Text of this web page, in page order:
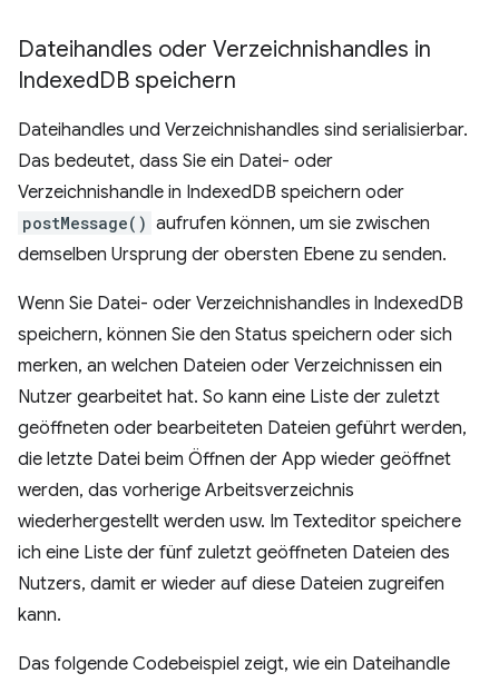
Dateihandles oder Verzeichnishandles in
IndexedDB speichern
Dateihandles und Verzeichnishandles sind serialisierbar.
Das bedeutet, dass Sie ein Datei- oder
Verzeichnishandle in IndexedDB speichern oder
postMessage() aufrufen können, um sie zwischen
demselben Ursprung der obersten Ebene zu senden.
Wenn Sie Datei- oder Verzeichnishandles in IndexedDB
speichern, können Sie den Status speichern oder sich
merken, an welchen Dateien oder Verzeichnissen ein
Nutzer gearbeitet hat. So kann eine Liste der zuletzt
geöffneten oder bearbeiteten Dateien geführt werden,
die letzte Datei beim Öffnen der App wieder geöffnet
werden, das vorherige Arbeitsverzeichnis
wiederhergestellt werden usw. Im Texteditor speichere
ich eine Liste der fünf zuletzt geöffneten Dateien des
Nutzers, damit er wieder auf diese Dateien zugreifen
kann.
Das folgende Codebeispiel zeigt, wie ein Dateihandle